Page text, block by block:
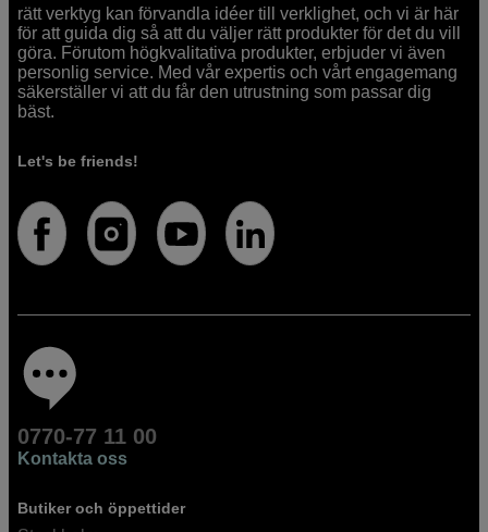
rätt verktyg kan förvandla idéer till verklighet, och vi är här
för att guida dig så att du väljer rätt produkter för det du vill
göra. Förutom högkvalitativa produkter, erbjuder vi även
personlig service. Med vår expertis och vårt engagemang
säkerställer vi att du får den utrustning som passar dig
bäst.
Let's be friends!
0770-77 11 00
Kontakta oss
Butiker och öppettider